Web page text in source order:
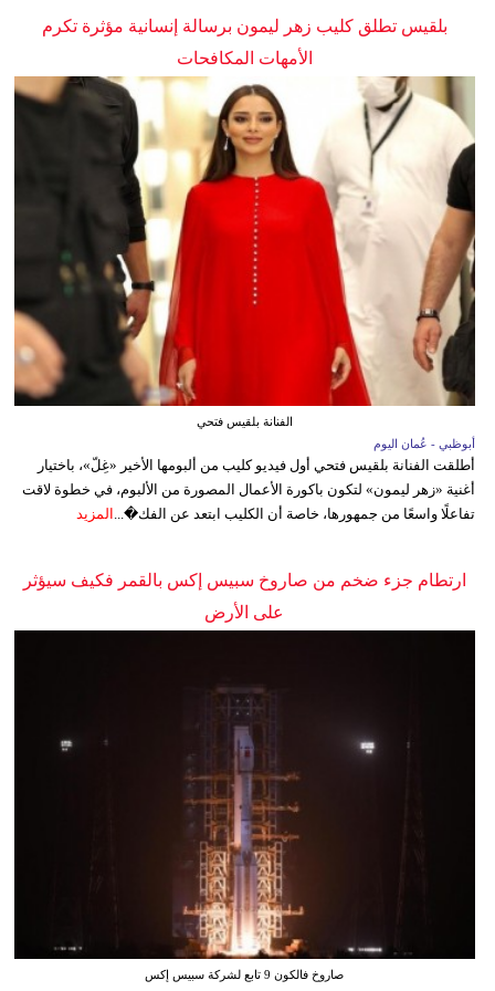
بلقيس تطلق كليب زهر ليمون برسالة إنسانية مؤثرة تكرم
الأمهات المكافحات
الفنانة بلقيس فتحي
أبوظبي - عُمان اليوم
أطلقت الفنانة بلقيس فتحي أول فيديو كليب من ألبومها الأخير «غِلّ»، باختيار
أغنية «زهر ليمون» لتكون باكورة الأعمال المصورة من الألبوم، في خطوة لاقت
تفاعلًا واسعًا من جمهورها، خاصة أن الكليب ابتعد عن الفك�... المزيد
ارتطام جزء ضخم من صاروخ سبيس إكس بالقمر فكيف سيؤثر
على الأرض
صاروخ فالكون 9 تابع لشركة سبيس إكس